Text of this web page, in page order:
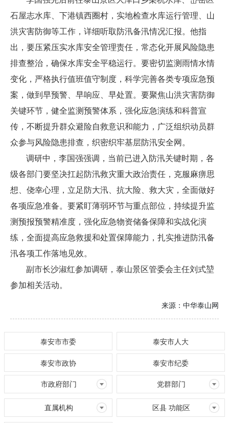
石屋志水库、下港镇西圈村，实地检查水库运行管理、山
洪灾害防御等工作，详细听取防汛备汛情况汇报。他指
出，要压紧压实水库安全管理责任，常态化开展风险隐患
排查整治，确保水库安全平稳运行。要密切监测雨情水情
变化，严格执行值班值守制度，科学完善各类专项应急预
案，做到早预警、早响应、早处置。要聚焦山洪灾害防御
关键环节，健全监测预警体系，强化应急演练和科普宣
传，不断提升群众避险自救意识和能力，广泛组织动员群
众参与风险隐患排查，织密织牢基层防汛安全网。
调研中，李国强强调，当前已进入防汛关键时期，各
级各部门要坚决扛起防汛救灾重大政治责任，克服麻痹思
想、侥幸心理，立足防大汛、抗大险、救大灾，全面做好
各项应急准备。要紧盯薄弱环节与重点部位，持续提升监
测预报预警精准度，强化应急物资储备保障和实战化演
练，全面提高应急救援和处置保障能力，扎实推进防汛备
汛各项工作落地见效。
副市长沙淑红参加调研，泰山景区管委会主任刘式堃
参加相关活动。
来源： 中华泰山网
泰安市市委 泰安市人大
泰安市政协 泰安市纪委
市政府部门 党群部门
直属机构 区县 功能区